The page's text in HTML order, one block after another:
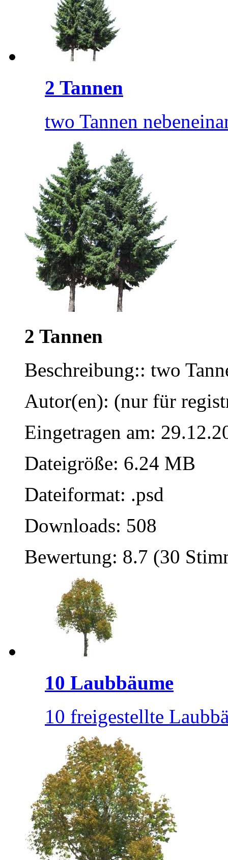
2 Tannen
two Tannen
2 Tannen
Beschreibung:: two
Autor(en): (nur für
Eingetragen am:
Dateigröße: 6.24 MB
Dateiformat: .psd
Downloads: 508
Bewertung: 8.7 (30
10 Laubbäume
10 freigestellte